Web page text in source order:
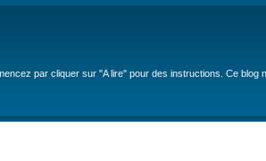
par cliquer sur "A lire" pour des instructions. Ce